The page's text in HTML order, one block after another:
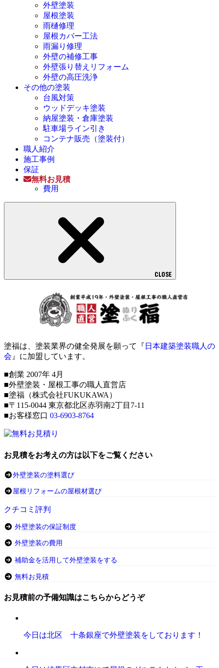
外壁塗装
屋根塗装
雨樋修理
屋根カバー工法
雨漏り修理
外壁の補修工事
外壁張り替えリフォーム
外壁の高圧洗浄
その他の塗装
台風対策
ウッドデッキ塗装
納屋塗装・倉庫塗装
駐車場ライン引き
コンテナ販売（塗装付）
職人紹介
施工事例
保証
無料お見積
費用
CLOSE
塗福は、塗装業界の健全発展を願って『 日本建築塗装職人の
会 』に加盟しています。
■創業 2007年 4月
■外壁塗装・屋根工事の職人直営店
■塗福（株式会社FUKUKAWA）
■〒115-0044 東京都北区赤羽南2丁目7-11
■お客様窓口 03-6903-8764
お見積をお考えの方は以下をご覧ください
外壁塗装の塗料選び
屋根リフォームの屋根材選び
クチコミ評判
外壁塗装の保証制度
外壁塗装の費用
補助金を活用して外壁塗装をする
無料お見積
お見積前の予備知識はこちらからどうぞ
今日は北区 十条銀座で外壁塗装をしております！